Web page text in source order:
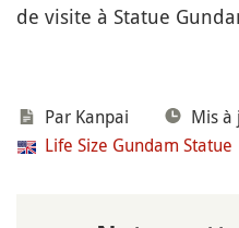
de visite à Statue
Par Kanpai
Mis à
Life Size Gundam Statue